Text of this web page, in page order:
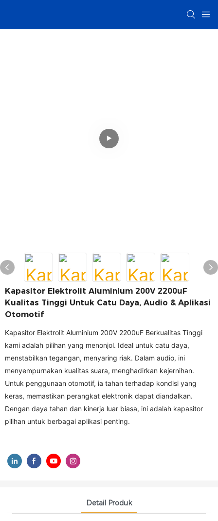
Kapasitor Elektrolit Aluminium 200V 2200uF
Kualitas Tinggi Untuk Catu Daya, Audio & Aplikasi
Otomotif
Kapasitor Elektrolit Aluminium 200V 2200uF Berkualitas Tinggi
kami adalah pilihan yang menonjol. Ideal untuk catu daya,
menstabilkan tegangan, menyaring riak. Dalam audio, ini
menyempurnakan kualitas suara, menghadirkan kejernihan.
Untuk penggunaan otomotif, ia tahan terhadap kondisi yang
keras, memastikan perangkat elektronik dapat diandalkan.
Dengan daya tahan dan kinerja luar biasa, ini adalah kapasitor
pilihan untuk berbagai aplikasi penting.
Detail Produk